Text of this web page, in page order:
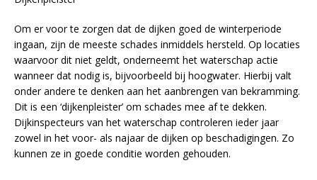
Om er voor te zorgen dat de dijken goed de winterperiode
ingaan, zijn de meeste schades inmiddels hersteld. Op locaties
waarvoor dit niet geldt, onderneemt het waterschap actie
wanneer dat nodig is, bijvoorbeeld bij hoogwater. Hierbij valt
onder andere te denken aan het aanbrengen van bekramming.
Dit is een ‘dijkenpleister’ om schades mee af te dekken.
Dijkinspecteurs van het waterschap controleren ieder jaar
zowel in het voor- als najaar de dijken op beschadigingen. Zo
kunnen ze in goede conditie worden gehouden.